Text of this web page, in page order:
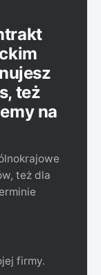
też
na
też dla
firmy.